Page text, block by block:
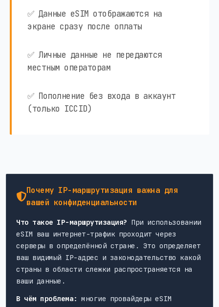
✅ Данные eSIM отображаются на
экране сразу после оплаты
✅ Личные данные не передаются
местным операторам
✅ Пополнение без входа в аккаунт
(только ICCID)
Почему IP-маршрутизация важна для
вашей конфиденциальности
Что такое IP-маршрутизация? При использовании
eSIM ваш интернет-трафик проходит через
серверы в определённой стране. Это определяет
ваш видимый IP-адрес и законодательство какой
страны в области слежки распространяется на
ваши данные.
В чём проблема: многие провайдеры eSIM